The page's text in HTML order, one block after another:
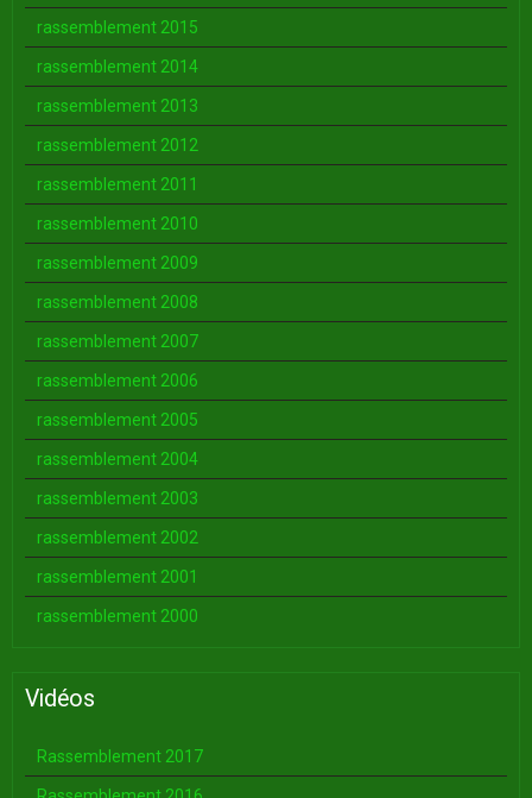
rassemblement 2015
rassemblement 2014
rassemblement 2013
rassemblement 2012
rassemblement 2011
rassemblement 2010
rassemblement 2009
rassemblement 2008
rassemblement 2007
rassemblement 2006
rassemblement 2005
rassemblement 2004
rassemblement 2003
rassemblement 2002
rassemblement 2001
rassemblement 2000
Vidéos
Rassemblement 2017